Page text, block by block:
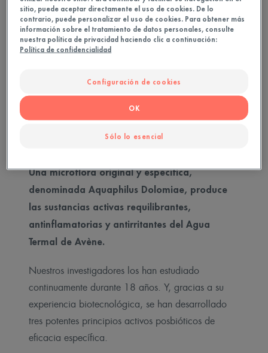
el agua termal y el agua mineral.
2. Una fuente de principios
activos posbióticos
Una microflora original y específica,
denominada Aquaphilus Dolomiae, produce
las sustancias activas requilibrantes,
antinflamatorias y antirritantes del Agua
Termal de Avène.
Nuestros investigadores los han estudiado
continuamente durante 18 años. Y, gracias a su
experiencia biotecnológica, se han desarrollado
tres potentes principios activos posbióticos de
eficacia específica.
sitio, puede aceptar directamente el uso de cookies. De lo
contrario, puede personalizar el uso de cookies. Para obtener más
información sobre el tratamiento de datos personales, consulte
nuestra política de privacidad haciendo clic a continuación:
Política de confidencialidad
Configuración de cookies
Sólo lo esencial
OK